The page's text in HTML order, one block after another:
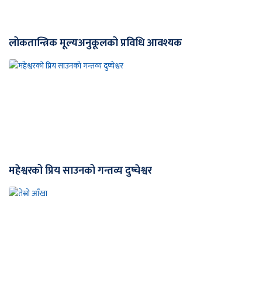
लोकतान्त्रिक मूल्यअनुकूलको प्रविधि आवश्यक
महेश्वरको प्रिय साउनको गन्तव्य दुप्चेश्वर